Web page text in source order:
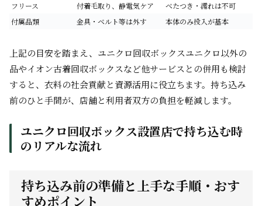
フリース
付着毛取り、静電気ケア
べたつき・濡れは不可
付属品類
金具・ベルト等は外す 本体のみ投入が基本
上記の目安を踏まえ、ユニクロ回収ボックスユニクロ以外の
品やイオン古着回収ボックスなど他サービスとの併用も検討
すると、衣料の社会貢献と資源活用に役立ちます。持ち込み
前のひと手間が、店舗と利用者双方の負担を軽減します。
ユニクロ回収ボックス設置店で持ち込む時
のリアルな流れ
持ち込み前の準備と上手な手順・おす
すめポイント